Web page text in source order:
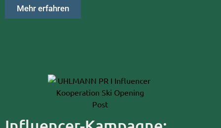
Mehr erfahren